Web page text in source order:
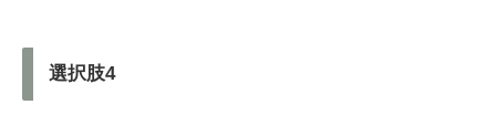
選択肢4